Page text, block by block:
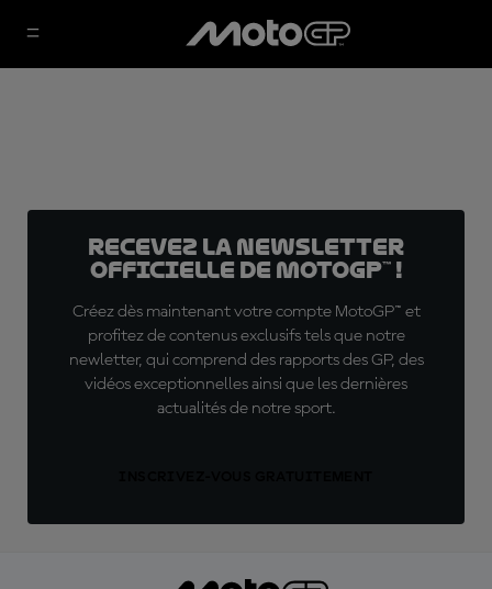
Recevez la Newsletter
officielle de MotoGP™ !
Créez dès maintenant votre compte MotoGP™ et
profitez de contenus exclusifs tels que notre
newletter, qui comprend des rapports des GP, des
vidéos exceptionnelles ainsi que les dernières
actualités de notre sport.